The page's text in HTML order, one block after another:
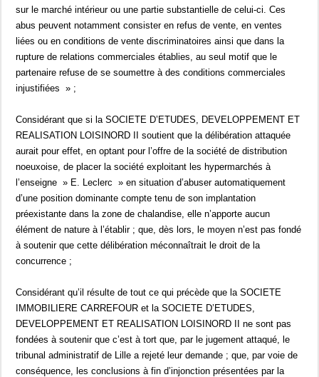
sur le marché intérieur ou une partie substantielle de celui-ci. Ces
abus peuvent notamment consister en refus de vente, en ventes
liées ou en conditions de vente discriminatoires ainsi que dans la
rupture de relations commerciales établies, au seul motif que le
partenaire refuse de se soumettre à des conditions commerciales
injustifiées » ;
Considérant que si la SOCIETE D’ETUDES, DEVELOPPEMENT ET
REALISATION LOISINORD II soutient que la délibération attaquée
aurait pour effet, en optant pour l’offre de la société de distribution
noeuxoise, de placer la société exploitant les hypermarchés à
l’enseigne » E. Leclerc » en situation d’abuser automatiquement
d’une position dominante compte tenu de son implantation
préexistante dans la zone de chalandise, elle n’apporte aucun
élément de nature à l’établir ; que, dès lors, le moyen n’est pas fondé
à soutenir que cette délibération méconnaîtrait le droit de la
concurrence ;
Considérant qu’il résulte de tout ce qui précède que la SOCIETE
IMMOBILIERE CARREFOUR et la SOCIETE D’ETUDES,
DEVELOPPEMENT ET REALISATION LOISINORD II ne sont pas
fondées à soutenir que c’est à tort que, par le jugement attaqué, le
tribunal administratif de Lille a rejeté leur demande ; que, par voie de
conséquence, les conclusions à fin d’injonction présentées par la